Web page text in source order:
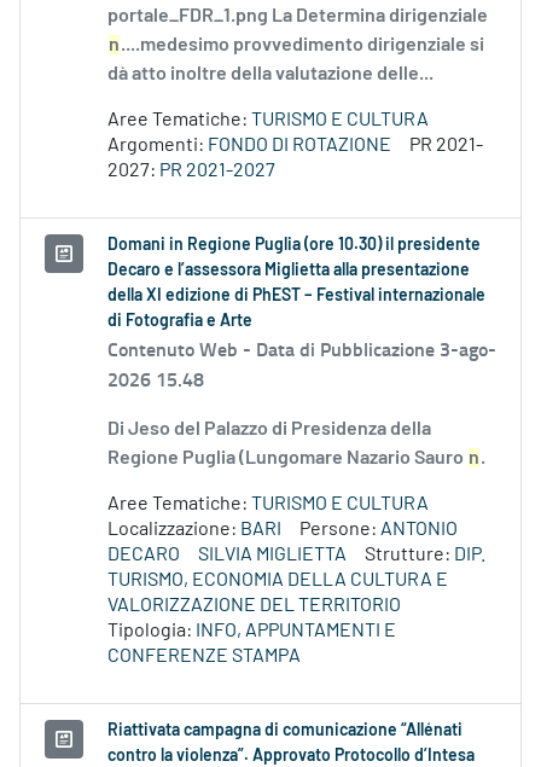
portale_FDR_1.png La Determina dirigenziale
n....medesimo provvedimento dirigenziale si
dà atto inoltre della valutazione delle...
Aree Tematiche: TURISMO E CULTURA
Argomenti: FONDO DI ROTAZIONE
PR 2021-
2027: PR 2021-2027
Domani in Regione Puglia (ore 10.30) il presidente
Decaro e l’assessora Miglietta alla presentazione
della XI edizione di PhEST – Festival internazionale
di Fotografia e Arte
Contenuto Web - Data di Pubblicazione 3-ago-
2026 15.48
Di Jeso del Palazzo di Presidenza della
Regione Puglia (Lungomare Nazario Sauro n.
Aree Tematiche: TURISMO E CULTURA
Localizzazione: BARI Persone: ANTONIO
DECARO
SILVIA MIGLIETTA Strutture: DIP.
TURISMO, ECONOMIA DELLA CULTURA E
VALORIZZAZIONE DEL TERRITORIO
Tipologia:
INFO, APPUNTAMENTI E
CONFERENZE STAMPA
Riattivata campagna di comunicazione “Allénati
contro la violenza”. Approvato Protocollo d’Intesa